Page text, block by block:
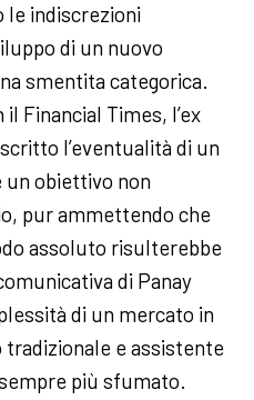
indiscrezioni
di un nuovo
smentita categorica.
Financial Times, l’ex
l’eventualità di un
un obiettivo non
pur ammettendo che
assoluto risulterebbe
di Panay
di un mercato in
e assistente
più sfumato.